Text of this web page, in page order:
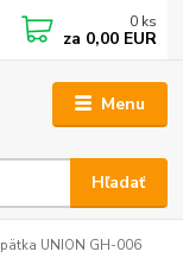
Menu
Hľadať
0 ks
za 0,00 EUR
pätka UNION GH-006